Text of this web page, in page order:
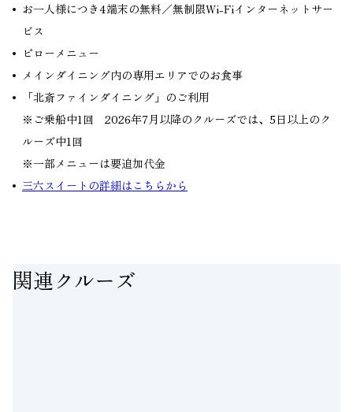
お一人様につき4端末の無料／無制限Wi-Fiインターネットサー
ビス
ピローメニュー
メインダイニング内の専用エリアでのお食事
「北斎ファインダイニング」のご利用
※ご乗船中1回 2026年7月以降のクルーズでは、5日以上のク
ルーズ中1回
※一部メニューは要追加代金
三六スイートの詳細はこちらから
関連クルーズ